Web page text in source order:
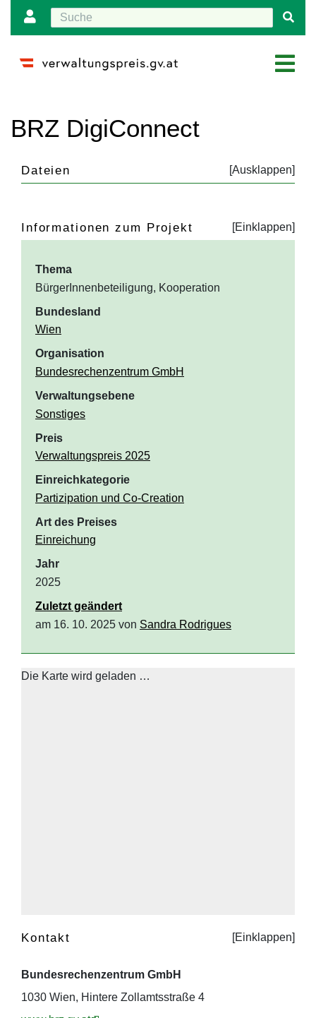
BRZ DigiConnect
Dateien
Informationen zum Projekt
Thema
BürgerInnenbeteiligung, Kooperation
Bundesland
Wien
Organisation
Bundesrechenzentrum GmbH
Verwaltungsebene
Sonstiges
Preis
Verwaltungspreis 2025
Einreichkategorie
Partizipation und Co-Creation
Art des Preises
Einreichung
Jahr
2025
Zuletzt geändert
am 16. 10. 2025 von Sandra Rodrigues
Die Karte wird geladen …
Kontakt
Bundesrechenzentrum GmbH
1030 Wien, Hintere Zollamtsstraße 4